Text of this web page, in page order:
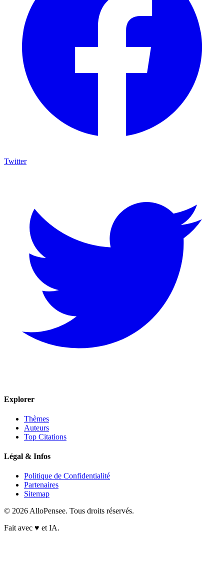
Twitter
Explorer
Thèmes
Auteurs
Top Citations
Légal & Infos
Politique de Confidentialité
Partenaires
Sitemap
© 2026 AlloPensee. Tous droits réservés.
Fait avec ♥ et IA.